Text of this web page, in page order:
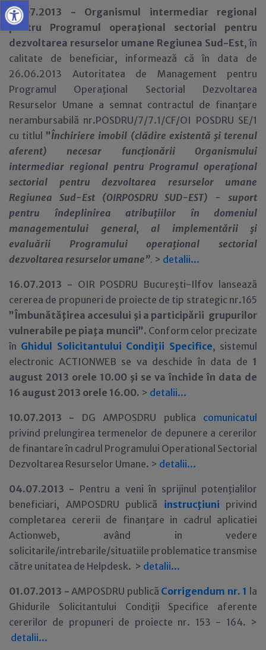
19.07.2013 - Organismul intermediar regional
pentru Programul operaţional sectorial pentru
dezvoltarea resurselor umane Regiunea Sud-Est, în
calitate de beneficiar, informează că în data de
26.06.2013 Autoritatea de Management pentru
Programul Operaţional Sectorial Dezvoltarea
Resurselor Umane a semnat contractul de finanţare
nerambursabilă nr.POSDRU/7/7.1/CF/OI POSDRU SE/1
cu titlul”Închiriere imobil (clădire existentă şi terenul
aferent) necesar funcţionării Organismului
intermediar regional pentru Programul operaţional
sectorial pentru dezvoltarea resurselor umane
Regiunea Sud-Est (OIRPOSDRU SUD-EST) - suport
pentru îndeplinirea atribuţiilor în domeniul
managementului general, al implementării şi
evaluării Programului operaţional sectorial
dezvoltarea resurselor umane”. > detalii...
16.07.2013 - OIR POSDRU Bucureşti-Ilfov lansează
cererea de propuneri de proiecte de tip strategic nr.165
”Îmbunătăţirea accesului şi a participării grupurilor
vulnerabile pe piaţa muncii”. Conform celor precizate
în Ghidul Solicitantului Condiţii Specifice, sistemul
electronic ACTIONWEB se va deschide în data de 1
august 2013 orele 10.00 şi se va închide în data de
16 august 2013 orele 16.00. > detalii...
10.07.2013 - DG AMPOSDRU publica comunicatul
privind prelungirea termenelor de depunere a cererilor
de finantare în cadrul Programului Operational Sectorial
Dezvoltarea Resurselor Umane. > detalii...
04.07.2013 - Pentru a veni în sprijinul potenţialilor
beneficiari, AMPOSDRU publică instrucţiuni privind
completarea cererii de finanţare in cadrul aplicatiei
Actionweb, având in vedere
solicitarile/intrebarile/situatiile problematice transmise
către unitatea de Helpdesk. > detalii...
01.07.2013 -AMPOSDRU publică Corrigendum nr. 1 la
Ghidurile Solicitantului Condiţii Specifice aferente
cererilor de propuneri de proiecte nr. 153 - 164. >
detalii...